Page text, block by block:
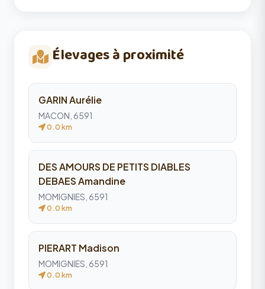
Élevages à proximité
GARIN Aurélie
MACON, 6591
0.0 km
DES AMOURS DE PETITS DIABLES
DEBAES Amandine
MOMIGNIES, 6591
0.0 km
PIERART Madison
MOMIGNIES, 6591
0.0 km